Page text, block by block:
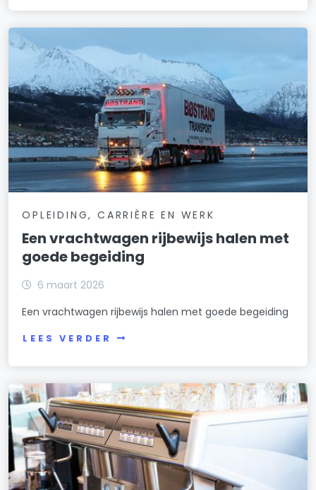
OPLEIDING, CARRIÈRE EN WERK
Een vrachtwagen rijbewijs halen met
goede begeiding
6 maart 2026
Een vrachtwagen rijbewijs halen met goede begeiding
LEES VERDER